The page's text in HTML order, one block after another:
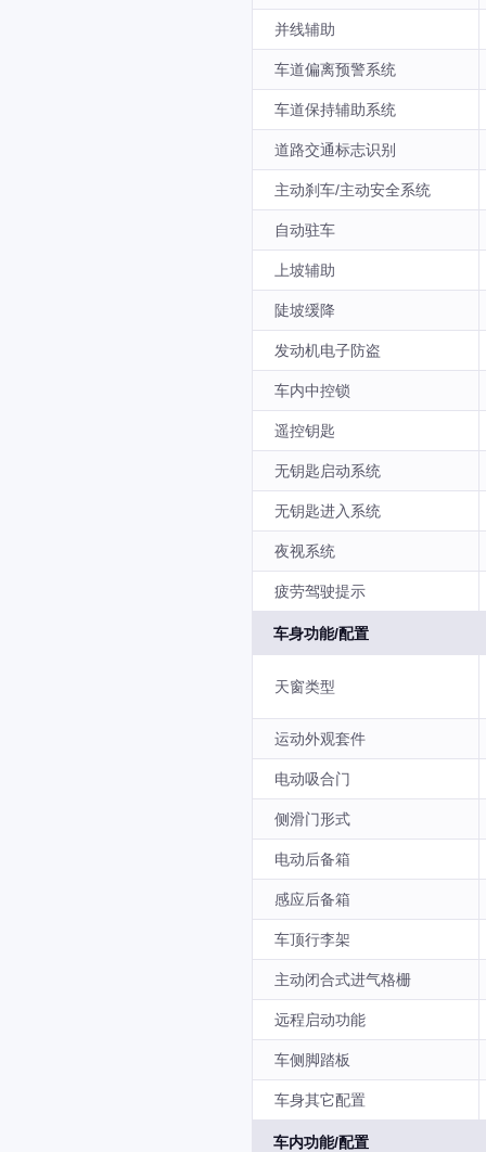
并线辅助
车道偏离预警系统
车道保持辅助系统
道路交通标志识别
主动刹车/主动安全系统
自动驻车
上坡辅助
陡坡缓降
发动机电子防盗
车内中控锁
遥控钥匙
无钥匙启动系统
无钥匙进入系统
夜视系统
疲劳驾驶提示
车身功能/配置
天窗类型
运动外观套件
电动吸合门
侧滑门形式
电动后备箱
感应后备箱
车顶行李架
主动闭合式进气格栅
远程启动功能
车侧脚踏板
车身其它配置
车内功能/配置